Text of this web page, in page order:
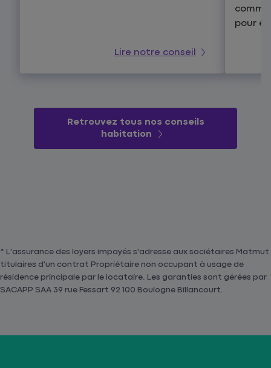
Lire notre conseil
pour
Retrouvez tous nos conseils
habitation
* L'assurance des loyers impayés s'adresse aux sociétaires Matmut
titulaires d'un contrat Propriétaire non occupant à usage de
résidence principale par le locataire. Les garanties sont gérées par
SACAPP SAA 39 rue Fessart 92 100 Boulogne Billancourt.